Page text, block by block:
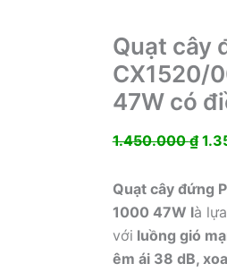
Quạt cây
CX1520/
47W có
1.450.000₫ Giá
là:
Quạt cây đứng
1000 47W là
với luồng gió
êm ái 38 dB,